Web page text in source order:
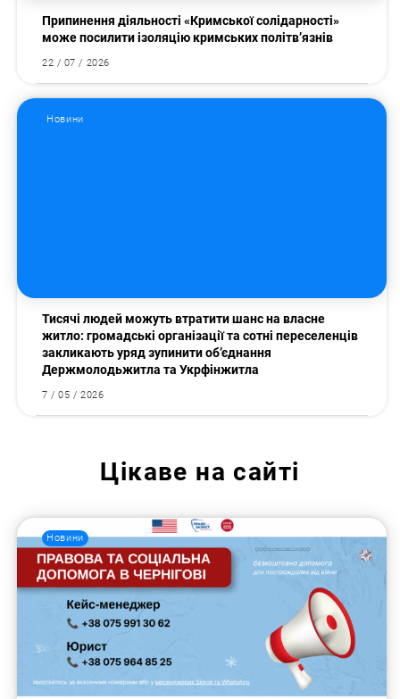
Припинення діяльності «Кримської солідарності»
може посилити ізоляцію кримських політв’язнів
22 / 07 / 2026
Новини
Тисячі людей можуть втратити шанс на власне
житло: громадські організації та сотні переселенців
закликають уряд зупинити об’єднання
Держмолодьжитла та Укрфінжитла
7 / 05 / 2026
Цікаве на сайті
Новини